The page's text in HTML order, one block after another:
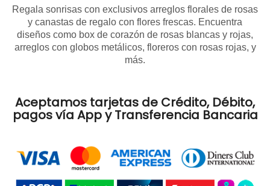
Regala sonrisas con exclusivos arreglos florales de rosas
y canastas de regalo con flores frescas. Encuentra
diseños como box de corazón de rosas blancas y rojas,
arreglos con globos metálicos, floreros con rosas rojas, y
más.
Aceptamos tarjetas de Crédito, Débito,
pagos vía App y Transferencia Bancaria